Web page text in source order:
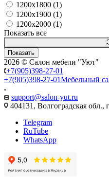
1200х1800 (1)
1200х1900 (1)
1200х2000 (1)
Показать все
Показать
2026 © Салон мебели "Уют"
+7(905)398-27-01
+7(905)398-27-01Мебельный
support@salon-yut.ru
404131, Волгоградская
Telegram
RuTube
WhatsApp